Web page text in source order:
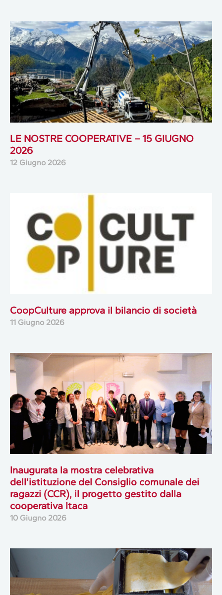
LE NOSTRE COOPERATIVE – 15 GIUGNO
2026
12 Giugno 2026
CoopCulture approva il bilancio di società
11 Giugno 2026
Inaugurata la mostra celebrativa
dell’istituzione del Consiglio comunale dei
ragazzi (CCR), il progetto gestito dalla
cooperativa Itaca
10 Giugno 2026